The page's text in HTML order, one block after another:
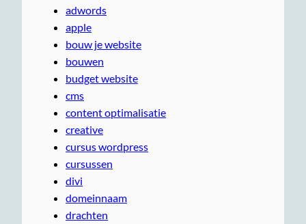
adwords
apple
bouw je website
bouwen
budget website
cms
content optimalisatie
creative
cursus wordpress
cursussen
divi
domeinnaam
drachten